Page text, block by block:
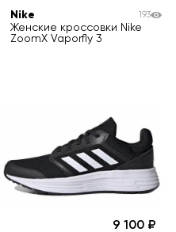
Nike
Женские кроссовки Nike
ZoomX Vaporfly 3
193
9 100